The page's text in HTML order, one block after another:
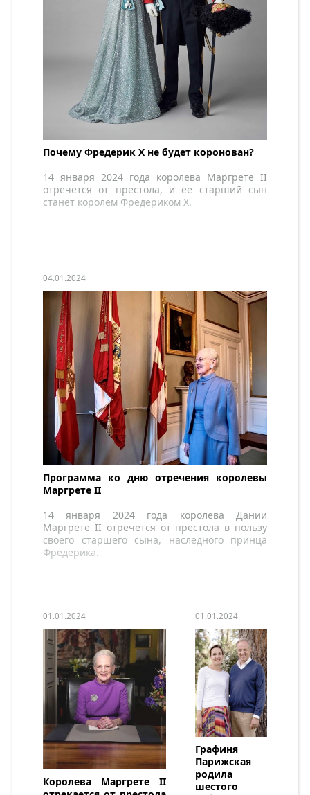
Почему Фредерик X не будет коронован?
14 января 2024 года королева Маргрете II
отречется от престола, и ее старший сын
станет королем Фредериком X.
04.01.2024
Программа ко дню отречения королевы
Маргрете II
14 января 2024 года королева Дании
Маргрете II отречется от престола в пользу
своего старшего сына, наследного принца
Фредерика.
01.01.2024
Королева Маргрете II
01.01.2024
Графиня
Парижская
родила
шестого